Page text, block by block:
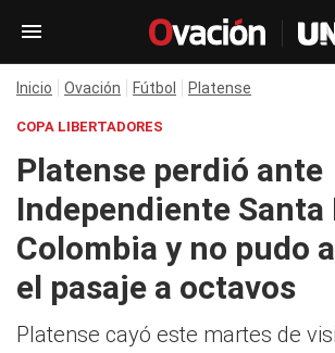
Inicio Ovación Fútbol Platense
COPA LIBERTADORES
Platense perdió ante
Independiente Santa
Colombia y no pudo
el pasaje a octavos
Platense cayó este martes de